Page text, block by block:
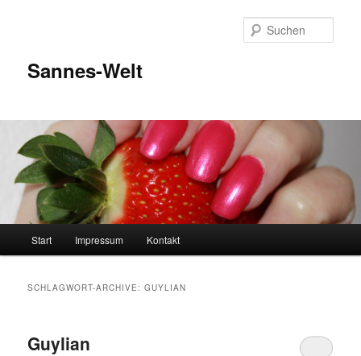
Sannes-Welt
Start Impressum Kontakt
SCHLAGWORT-ARCHIVE:GUYLIAN
Guylian